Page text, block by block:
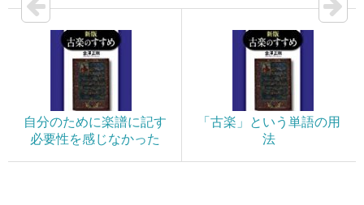
自分のために楽譜に記す
必要性を感じなかった
「古楽」という単語の用
法